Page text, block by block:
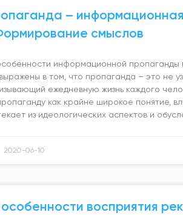
–
смыслов
информационной пропаганды
в том, что пропаганда – это не
ежедневную жизнь каждого
как крайне широкое
из идеологических аспектов и
2020-06-10
восприятия